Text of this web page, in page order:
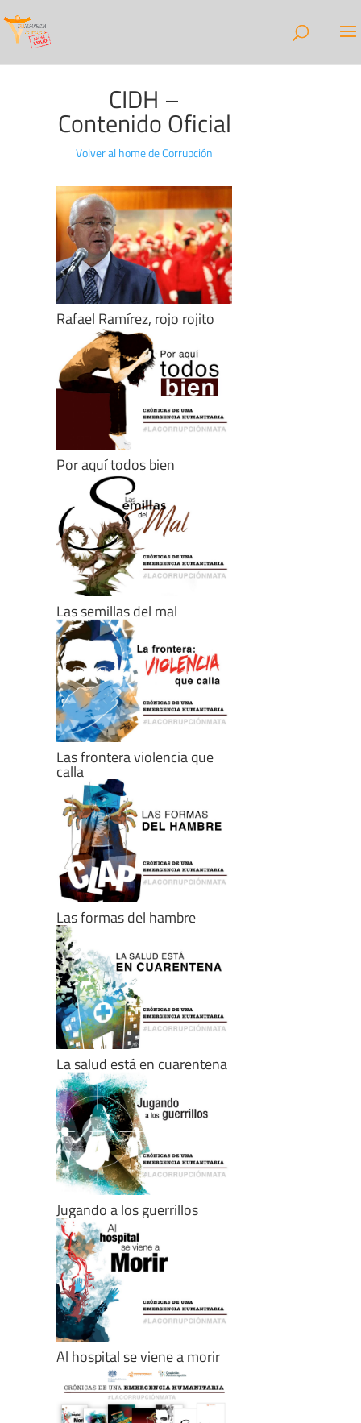
CIDH –
Contenido Oficial
Volver al home de Corrupción
Rafael Ramírez, rojo rojito
Por aquí todos bien
Las semillas del mal
Las frontera violencia que
calla
Las formas del hambre
La salud está en cuarentena
Jugando a los guerrillos
Al hospital se viene a morir